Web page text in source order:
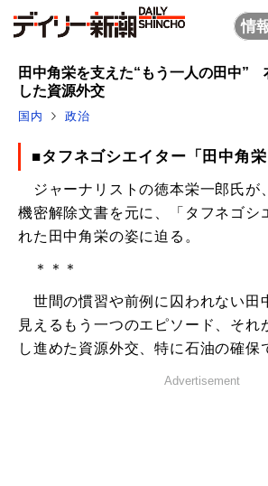
情
田中角栄を支えた“もう一人の田中”
した資源外交
国内 政治
■タフネゴシエイター「田中角栄
ジャーナリストの徳本栄一郎氏が
機密解除文書を元に、「タフネゴシ
れた田中角栄の姿に迫る。
＊＊＊
世間の慣習や前例に囚われない田
見えるもう一つのエピソード、それ
し進めた資源外交、特に石油の確保
Advertisement